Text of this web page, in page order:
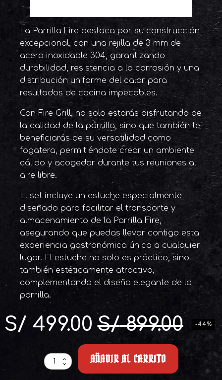
La Parrilla Fire destaca por su construcción
excepcional, con una rejilla de 3 mm de
acero inoxidable 304, garantizando
durabilidad, resistencia a la corrosión y una
distribución uniforme del calor para
resultados de cocina impecables.
Con Fire Grill, no solo estarás disfrutando de
la calidad de la parrilla, sino que también te
beneficiarás de su versatilidad como
fogatera, permitiéndote crear un ambiente
cálido y acogedor durante tus reuniones al
aire libre.
El set incluye un estuche especialmente
diseñado para facilitar el transporte y
almacenamiento de la Parrilla Fire,
asegurando que puedas llevar contigo esta
experiencia gastronómica única a cualquier
lugar. El estuche no solo es práctico, sino
también estéticamente atractivo,
complementando el diseño elegante de la
parrilla.
S/899.00
El
precio
S/ 499.00
El
precio
-44%
Parrilla
AÑADIR AL CARRITO